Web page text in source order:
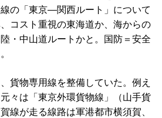
の「東京―関西ルート」について
コスト重視の東海道か、海からの
・中山道ルートかと。国防＝安全
貨物専用線を整備していた。例え
々は「東京外環貨物線」（山手貨
線が走る線路は軍港都市横須賀、